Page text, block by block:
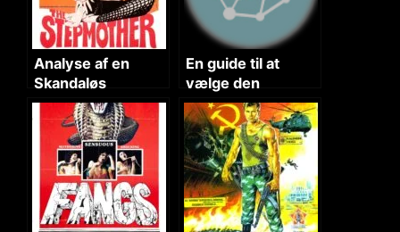
Analyse af en
Skandaløs
Filmplakat
En guide til at
vælge den
perfekte filmplakat
til din yndlingsfilm